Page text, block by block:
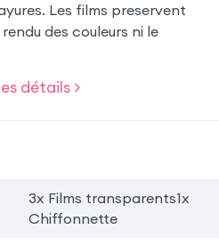
Les films preservent
des couleurs ni le
détails >
3x Films transparents1x
Chiffonnette